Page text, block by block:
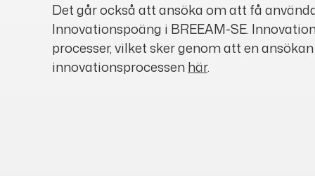
Det går också att ansöka om att få
Innovationspoäng i BREEAM-SE.
processer, vilket sker genom att en
innovationsprocessenhär.